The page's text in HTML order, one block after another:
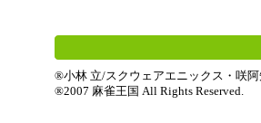
®小林 立/スクウェアエニックス・咲
®2007 麻雀王国 All Rights Reserved.